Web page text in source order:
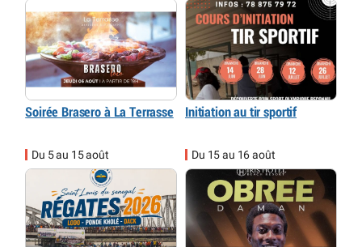
Soirée Brasero à La Terrasse Initiation au tir sportif
Du 5 au 15 août Du 15 au 16 août